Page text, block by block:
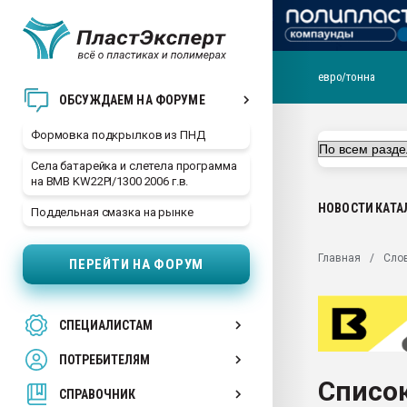
ОБСУЖДАЕМ НА ФОРУМЕ
Формовка подкрылков из ПНД
Села батарейка и слетела программа
на BMB KW22PI/1300 2006 г.в.
Поддельная смазка на рынке
ПЕРЕЙТИ НА ФОРУМ
СПЕЦИАЛИСТАМ
ПОТРЕБИТЕЛЯМ
СПРАВОЧНИК
29.07.2026 ФРП помог
Вакуум-формовочные
ближайшее
28.07.2026
первый план в
ситуацией на
евро/тонна
НОВОСТИ
Главная